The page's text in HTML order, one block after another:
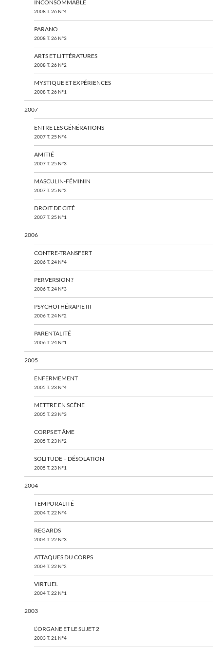
INCONSOMMABLE
2008 T. 26 N°4
PARANO
2008 T. 26 N°3
ARTS ET LITTÉRATURES
2008 T. 26 N°2
MYSTIQUE ET EXPÉRIENCES
2008 T. 26 N°1
2007
ENTRE LES GÉNÉRATIONS
2007 T. 25 N°4
AMITIÉ
2007 T. 25 N°3
MASCULIN-FÉMININ
2007 T. 25 N°2
DROIT DE CITÉ
2007 T. 25 N°1
2006
CONTRE-TRANSFERT
2006 T. 24 N°4
PERVERSION ?
2006 T. 24 N°3
PSYCHOTHÉRAPIE III
2006 T. 24 N°2
PARENTALITÉ
2006 T. 24 N°1
2005
ENFERMEMENT
2005 T. 23 N°4
METTRE EN SCÈNE
2005 T. 23 N°3
CORPS ET ÂME
2005 T. 23 N°2
SOLITUDE – DÉSOLATION
2005 T. 23 N°1
2004
TEMPORALITÉ
2004 T. 22 N°4
REGARDS
2004 T. 22 N°3
ATTAQUES DU CORPS
2004 T. 22 N°2
VIRTUEL
2004 T. 22 N°1
2003
L’ORGANE ET LE SUJET 2
2003 T. 21 N°4